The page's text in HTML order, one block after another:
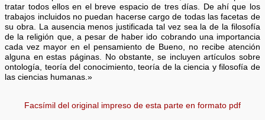
tratar todos ellos en el breve espacio de tres días. De ahí que los
trabajos incluidos no puedan hacerse cargo de todas las facetas de
su obra. La ausencia menos justificada tal vez sea la de la filosofía
de la religión que, a pesar de haber ido cobrando una importancia
cada vez mayor en el pensamiento de Bueno, no recibe atención
alguna en estas páginas. No obstante, se incluyen artículos sobre
ontología, teoría del conocimiento, teoría de la ciencia y filosofía de
las ciencias humanas.»
Facsímil del original impreso de esta parte en formato pdf